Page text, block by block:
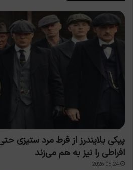
پیکی بلایندرز از فرط مرد ستیزی
افراطی را نیز به هم می‌زند
2026-05-24